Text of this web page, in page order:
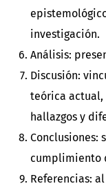
investigación.
Análisis:
Discusión:
teórica actual,
hallazgos y
Conclusiones:
cumplimiento
Referencias: